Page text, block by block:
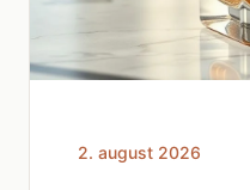
2. august 2026